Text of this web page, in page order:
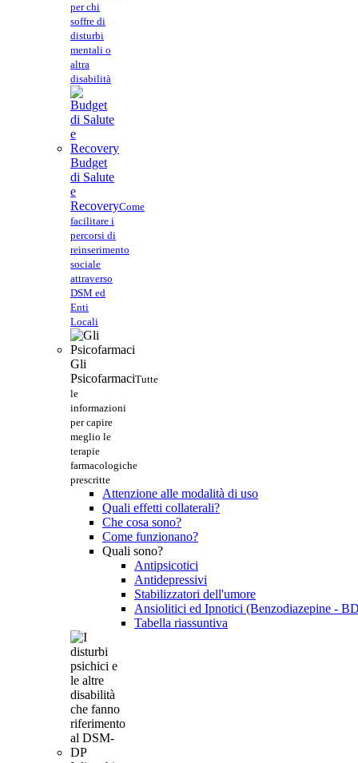
per chi
soffre di
disturbi
mentali o
altra
disabilità
Budget
di Salute
e
RecoveryCome
facilitare i
percorsi di
reinserimento
sociale
attraverso
DSM ed
Enti
Locali
Gli
PsicofarmaciTutte
le
informazioni
per capire
meglio le
terapie
farmacologiche
prescritte
Attenzione alle modalità di uso
Quali effetti collaterali?
Che cosa sono?
Come funzionano?
Quali sono?
Antipsicotici
Antidepressivi
Stabilizzatori dell'umore
Ansiolitici ed Ipnotici (Benzodiazepine -
Tabella riassuntiva